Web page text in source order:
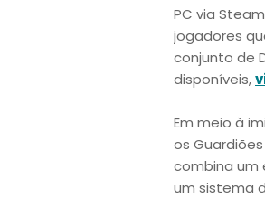
PC via
jogadores
conjunto de
disponíveis,
Em meio à
os
combina um
um sistema